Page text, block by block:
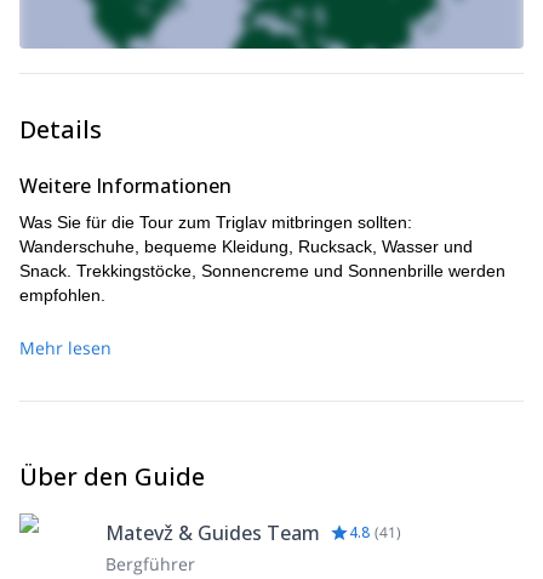
Details
Weitere Informationen
Was Sie für die Tour zum Triglav mitbringen sollten:
Wanderschuhe, bequeme Kleidung, Rucksack, Wasser und
Snack. Trekkingstöcke, Sonnencreme und Sonnenbrille werden
empfohlen.
Mehr lesen
Über den Guide
Matevž & Guides Team 4.8 (41)
Bergführer